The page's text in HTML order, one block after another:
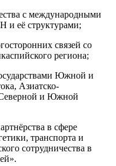
с международными
и её структурами;
связей со
региона;
Южной и
Азиатско-
Северной и Южной
в сфере
транспорта и
сотрудничества в